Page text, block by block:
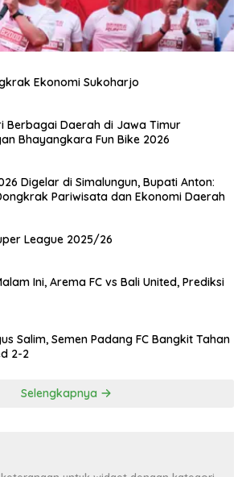
Ekonomi Sukoharjo
Berbagai Daerah di Jawa Timur
Bhayangkara Fun Bike 2026
Digelar di Simalungun, Bupati Anton:
Pariwisata dan Ekonomi Daerah
League 2025/26
Ini, Arema FC vs Bali United, Prediksi
Salim, Semen Padang FC Bangkit Tahan
2-2
Selengkapnya